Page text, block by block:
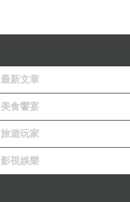
最新文章
美食饗宴
旅遊玩家
影視娛樂